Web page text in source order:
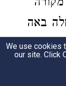
באה
רצונו,
שה'
We use cookies
our site. Click